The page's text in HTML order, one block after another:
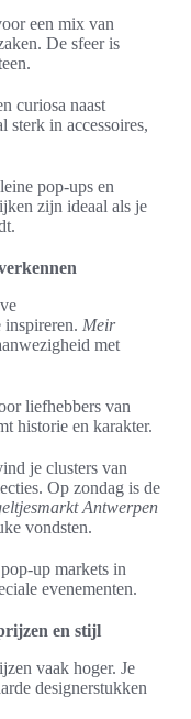
een mix van
De sfeer is
curiosa naast
sterk in accessoires,
pop-ups en
zijn ideaal als je
inspireren. Meir
met
liefhebbers van
historie en karakter.
je clusters van
Op zondag is de
Antwerpen
vondsten.
up markets in
evenementen.
en stijl
vaak hoger. Je
designerstukken